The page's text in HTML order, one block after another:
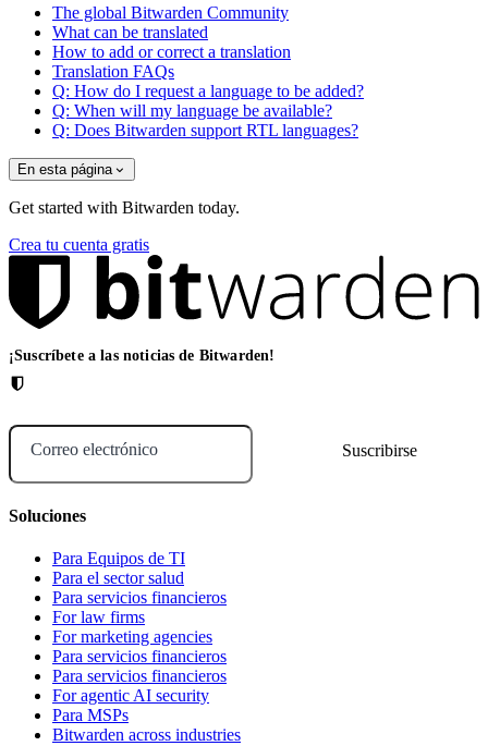
The global Bitwarden Community
What can be translated
How to add or correct a translation
Translation FAQs
Q: How do I request a language to be added?
Q: When will my language be available?
Q: Does Bitwarden support RTL languages?
En esta página
Get started with Bitwarden today.
Crea tu cuenta gratis
¡Suscríbete a las noticias de Bitwarden!
Correo electrónico
Soluciones
Para Equipos de TI
Para el sector salud
Para servicios financieros
For law firms
For marketing agencies
Para servicios financieros
Para servicios financieros
For agentic AI security
Para MSPs
Bitwarden across industries